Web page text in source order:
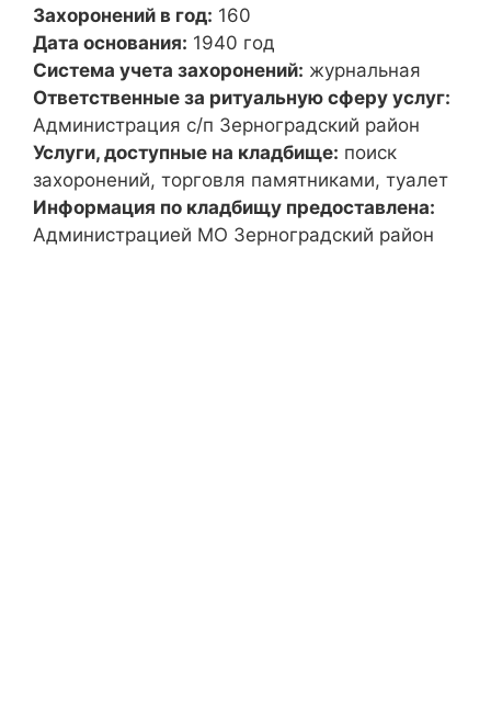
Захоронений в год: 160
Дата основания: 1940 год
Система учета захоронений: журнальная
Ответственные за ритуальную сферу услуг:
Администрация с/п Зерноградский район
Услуги, доступные на кладбище: поиск
захоронений, торговля памятниками, туалет
Информация по кладбищу предоставлена:
Администрацией МО Зерноградский район